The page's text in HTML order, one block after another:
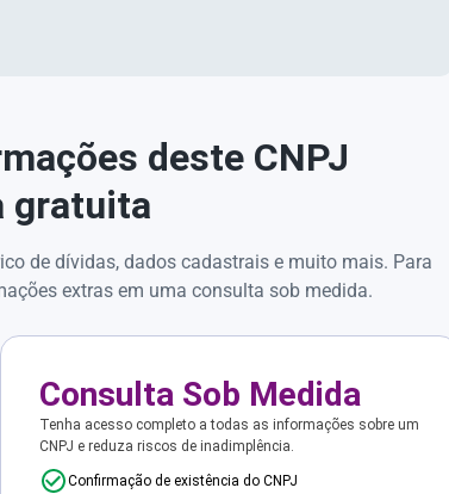
deste CNPJ
gratuita
de dívidas, dados cadastrais e muito mais. Para
extras em uma consulta sob medida.
Consulta Sob Medida
Tenha acesso completo a todas as informações sobre um
CNPJ e reduza riscos de inadimplência.
Confirmação de existência do CNPJ